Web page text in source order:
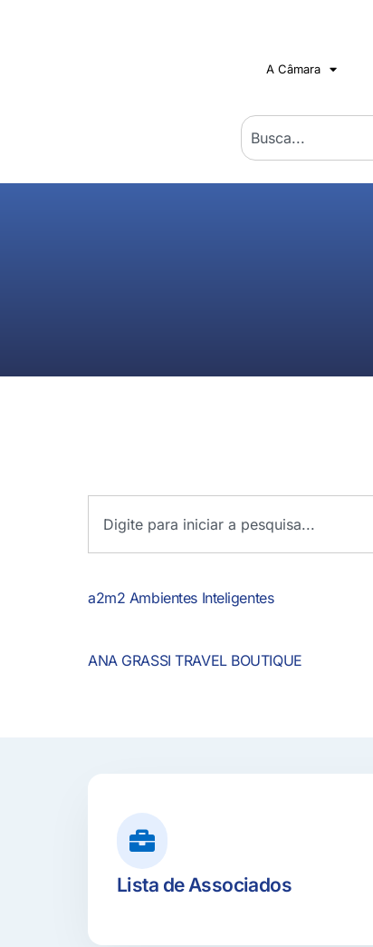
A Câmara
a2m2 Ambientes Inteligentes
ANA GRASSI TRAVEL BOUTIQUE
Lista de Associados